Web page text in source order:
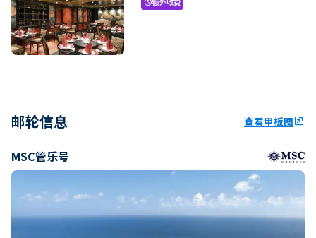
paid
邮轮信息 查看甲板图ungroup
MSC管乐号